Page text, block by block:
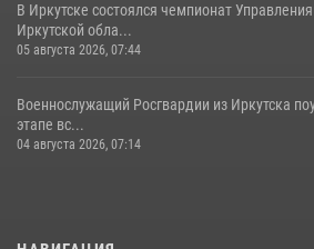
В Иркутске состоялся чемпионат
Иркутской обла...
05 августа 2026, 07:44
Военнослужащий Росгвардии из Иркутска
этапе вс...
04 августа 2026, 07:14